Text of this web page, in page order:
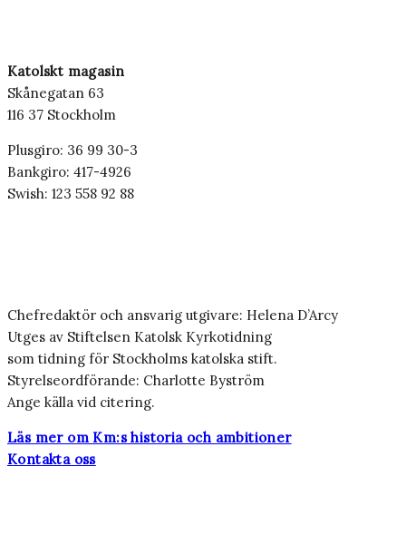
Katolskt magasin
Skånegatan 63
116 37 Stockholm
Plusgiro: 36 99 30-3
Bankgiro: 417-4926
Swish: 123 558 92 88
Chefredaktör och ansvarig utgivare: Helena D’Arcy
Utges av Stiftelsen Katolsk Kyrkotidning
som tidning för Stockholms katolska stift.
Styrelseordförande: Charlotte Byström
Ange källa vid citering.
Läs mer om Km:s historia och ambitioner
Kontakta oss